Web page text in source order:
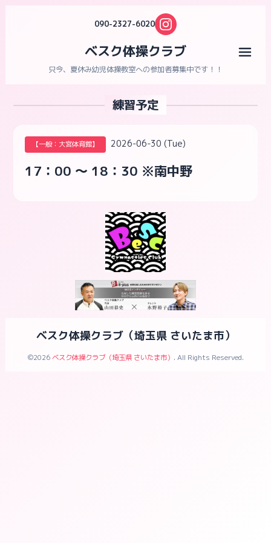
090-2327-6020
ベスク体操クラブ
只今、夏休み幼児体操教室への参加者募集中です！！
練習予定
【一般：大宮体育館】 2026-06-30 (Tue)
17：00 ～ 18：30 ※南中野
ベスク体操クラブ（埼玉県 さいたま市）
©2026ベスク体操クラブ（埼玉県 さいたま市） . All Rights Reserved.